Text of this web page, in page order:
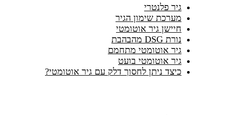
גיר פלנטרי
מערכת שימון הגיר
חיישן גיר אוטומטי
נורת DSG מהבהבת
גיר אוטומטי מתחמם
גיר אוטומטי בועט
כיצד ניתן לחסוך דלק עם גיר אוטומטי?